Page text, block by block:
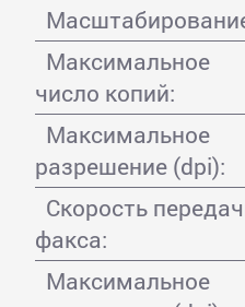
Максимальное
число копий:
Максимальное
разрешение (dpi):
Скорость
факса:
Максимальное